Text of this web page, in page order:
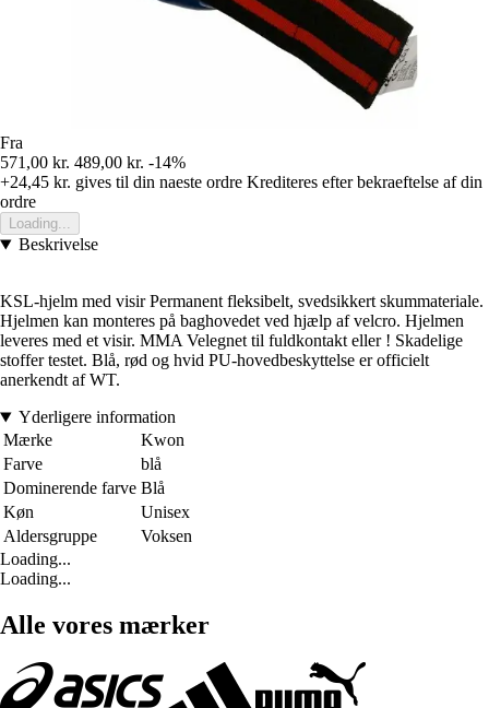
Fra
571,00 kr. 489,00 kr. -14%
+24,45 kr. gives til din naeste ordre Krediteres efter bekraeftelse af din
ordre
Loading...
Beskrivelse
KSL-hjelm med visir Permanent fleksibelt, svedsikkert skummateriale.
Hjelmen kan monteres på baghovedet ved hjælp af velcro. Hjelmen
leveres med et visir. MMA Velegnet til fuldkontakt eller ! Skadelige
stoffer testet. Blå, rød og hvid PU-hovedbeskyttelse er officielt
anerkendt af WT.
Yderligere information
Mærke
Kwon
Farve
blå
Dominerende farve Blå
Køn
Unisex
Aldersgruppe
Voksen
Loading...
Loading...
Alle vores mærker